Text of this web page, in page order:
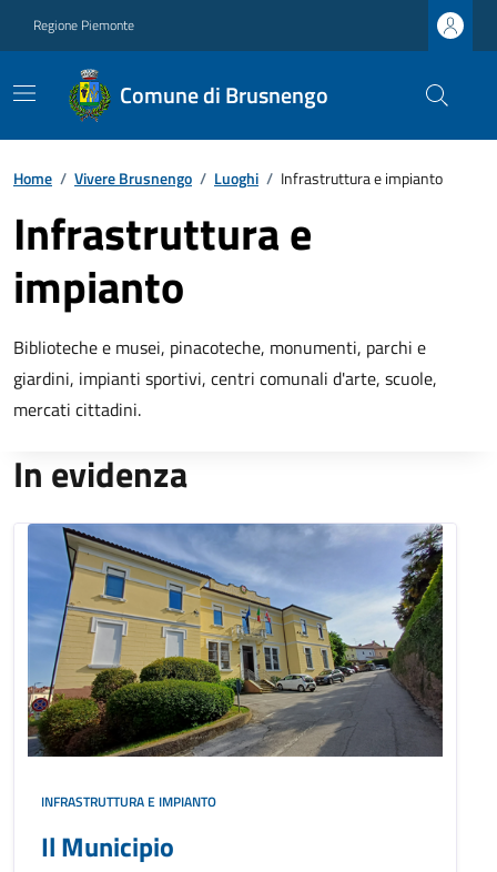
Regione Piemonte
Comune di Brusnengo
Home / Vivere Brusnengo / Luoghi / Infrastruttura e impianto
Infrastruttura e
impianto
Biblioteche e musei, pinacoteche, monumenti, parchi e
giardini, impianti sportivi, centri comunali d'arte, scuole,
mercati cittadini.
In evidenza
INFRASTRUTTURA E IMPIANTO
Il Municipio